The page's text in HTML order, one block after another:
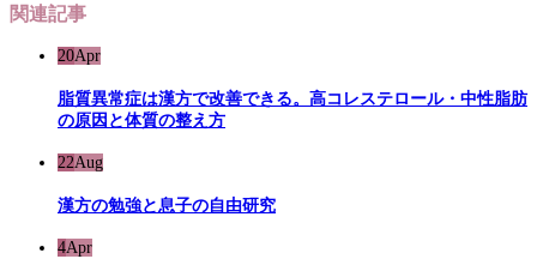
関連記事
20Apr
脂質異常症は漢方で改善できる。高コレステロール・中性脂肪
の原因と体質の整え方
22Aug
漢方の勉強と息子の自由研究
4Apr